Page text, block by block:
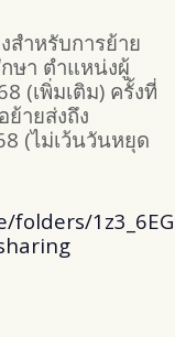
สำหรับการย้าย
ษา ตำแหน่งผู้
(เพิ่มเติม) ครั้งที่
ายส่งถึง
(ไม่เว้นวันหยุด